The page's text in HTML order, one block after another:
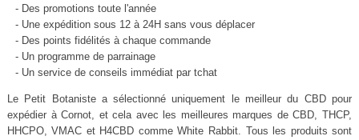
- Des promotions toute l'année
- Une expédition sous 12 à 24H sans vous déplacer
- Des points fidélités à chaque commande
- Un programme de parrainage
- Un service de conseils immédiat par tchat
Le Petit Botaniste a sélectionné uniquement le meilleur du CBD pour
expédier à Cornot, et cela avec les meilleures marques de CBD, THCP,
HHCPO, VMAC et H4CBD comme White Rabbit. Tous les produits sont